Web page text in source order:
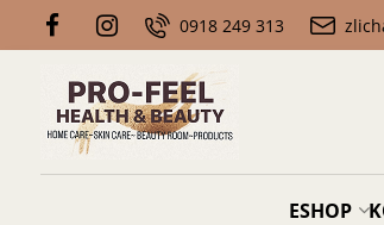
0918 249 313
ESHOP